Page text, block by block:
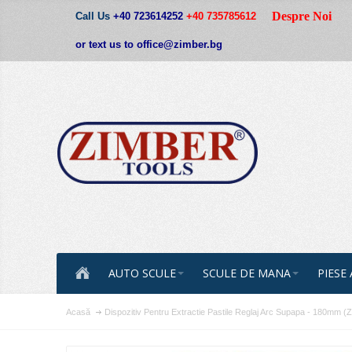
Call Us +40 723614252 +40 735785612
or text us to office@zimber.bg
Despre Noi
AUTO SCULE SCULE DE MANA
Acasă Dispozitiv Pentru Extractie Pastile Reglaj Arc Supapa - 180mm